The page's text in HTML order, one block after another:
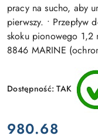
pracy na sucho, aby
pierwszy. •
skoku pionowego 1,2
8846 MARINE
Dostępność:TAK
cena:
980.68